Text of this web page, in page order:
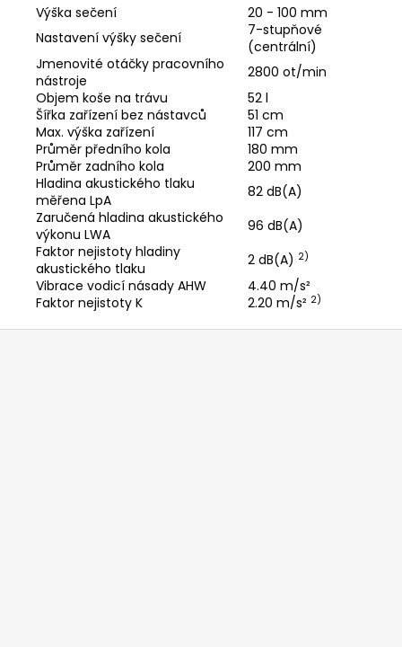
Výška sečení
20 - 100 mm
Nastavení výšky sečení
7-stupňové
(centrální)
Jmenovité otáčky pracovního
nástroje
2800 ot/min
Objem koše na trávu
52 l
Šířka zařízení bez nástavců
51 cm
Max. výška zařízení
117 cm
Průměr předního kola
180 mm
Průměr zadního kola
200 mm
Hladina akustického tlaku
měřena LpA
82 dB(A)
Zaručená hladina akustického
výkonu LWA
96 dB(A)
Faktor nejistoty hladiny
akustického tlaku
2 dB(A) 2)
Vibrace vodicí násady AHW
4.40 m/s²
Faktor nejistoty K
2.20 m/s² 2)